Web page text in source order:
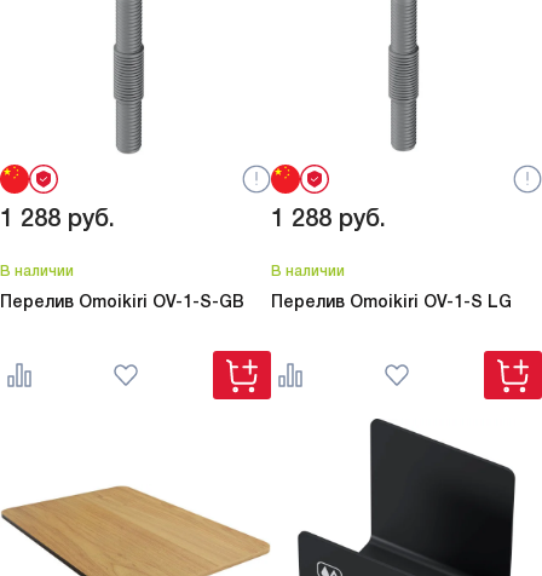
1 288 руб.
В наличии
Перелив Omoikiri OV-1-S-GB
1 288 руб.
В наличии
Перелив Omoikiri OV-1-S LG